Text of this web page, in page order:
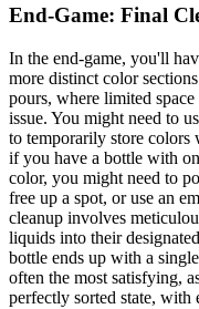
End-Game: Final
In the end-game, you'll
more distinct color
pours, where limited
issue. You might need to
to temporarily store colors
if you have a bottle with
color, you might need to
free up a spot, or use an
cleanup involves
liquids into their
bottle ends up with a
often the most satisfying,
perfectly sorted state, with